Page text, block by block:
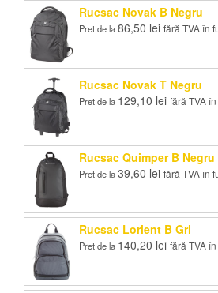
Rucsac Novak B Negru
Pret de la86,50 lei fără TVA în
Rucsac Novak T Negru
Pret de la 129,10 lei fără TVA
Rucsac Quimper B Negru
Pret de la39,60 lei fără TVA în
Rucsac Lorient B Gri
Pret de la 140,20 lei fără TVA